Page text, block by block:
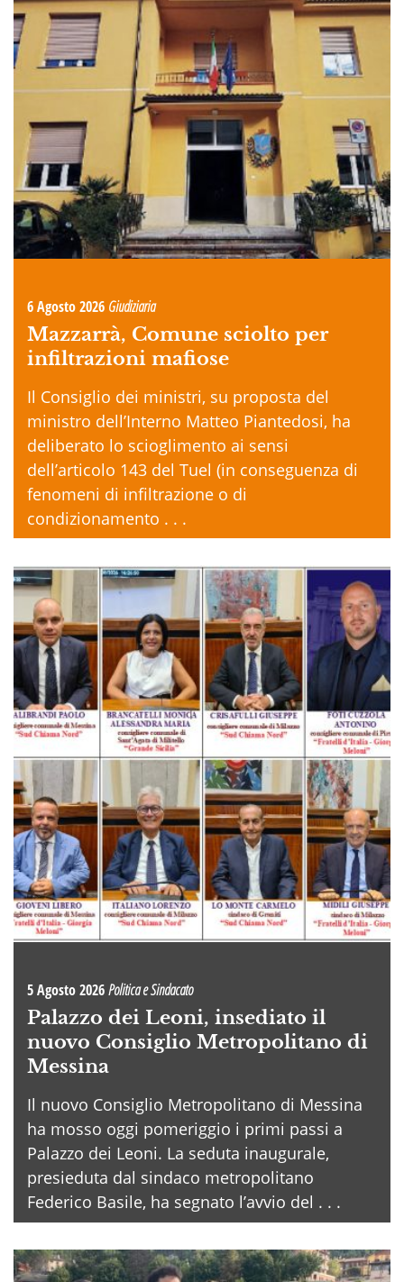
6 Agosto 2026 Giudiziaria
Mazzarrà, Comune sciolto per
infiltrazioni mafiose
Il Consiglio dei ministri, su proposta del
ministro dell’Interno Matteo Piantedosi, ha
deliberato lo scioglimento ai sensi
dell’articolo 143 del Tuel (in conseguenza di
fenomeni di infiltrazione o di
condizionamento . . .
5 Agosto 2026Politica e Sindacato
Palazzo dei Leoni, insediato il
nuovo Consiglio Metropolitano di
Messina
Il nuovo Consiglio Metropolitano di Messina
ha mosso oggi pomeriggio i primi passi a
Palazzo dei Leoni. La seduta inaugurale,
presieduta dal sindaco metropolitano
Federico Basile, ha segnato l’avvio del . . .